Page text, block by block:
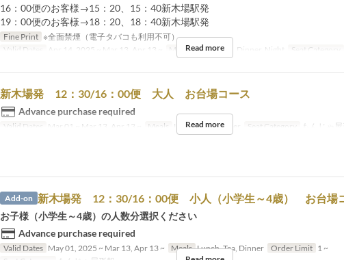
16：00便のお客様→15：20、15：40新木場駅発
19：00便のお客様→18：20、18：40新木場駅発
Fine Print ※全面禁煙（電子タバコも利用不可）
Valid Dates
Apr 14, 2025 ~ Mar 13, Apr 13 ~ Meals Lunch, Tea, Dinner, Night Seat Category
Read more
新木場発 12：30/16：00便 大人 お台場コース
Advance purchase required
Valid Dates Mar 01 ~ Mar 13, Apr 13 ~ Meals Lunch, Tea, Dinner Seat Category もんじゃ
Read more
Add-on 新木場発 12：30/16：00便 小人（小学生～4歳） お台場
お子様（小学生～4歳）の人数分選択ください
Advance purchase required
Valid Dates May 01, 2025 ~ Mar 13, Apr 13 ~ Meals Lunch, Tea, Dinner Order Limit 1 ~